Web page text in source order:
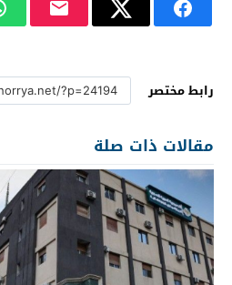
رابط مختصر
مقالات ذات صلة